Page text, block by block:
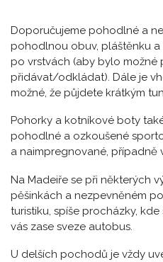
Doporučujeme pohodlné a
pohodlnou obuv, pláštěnku a
po vrstvách (aby bylo
přidávat/odkládat). Dále je
možné, že půjdete krátkým
Pohorky a kotníkové boty
pohodlné a ozkoušené
a naimpregnované, případně
Na Madeiře se při některých
pěšinkách a nezpevněném
turistiku, spíše procházky,
vás zase sveze autobus.
U delších pochodů je vždy